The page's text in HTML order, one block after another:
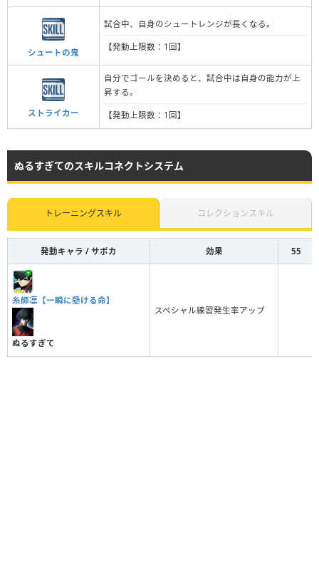
シュートの鬼
試合中、自身のシュートレンジが長くなる。
【発動上限数：1回】
ストライカー
自分でゴールを決めると、試合中は自身の能力が上
昇する。
【発動上限数：1回】
ぬるすぎてのスキルコネクトシステム
トレーニングスキル コレクションスキル
発動キャラ / サポカ 効果 55
糸師凛【一瞬に懸ける命】
ぬるすぎて
スペシャル練習発生率アップ